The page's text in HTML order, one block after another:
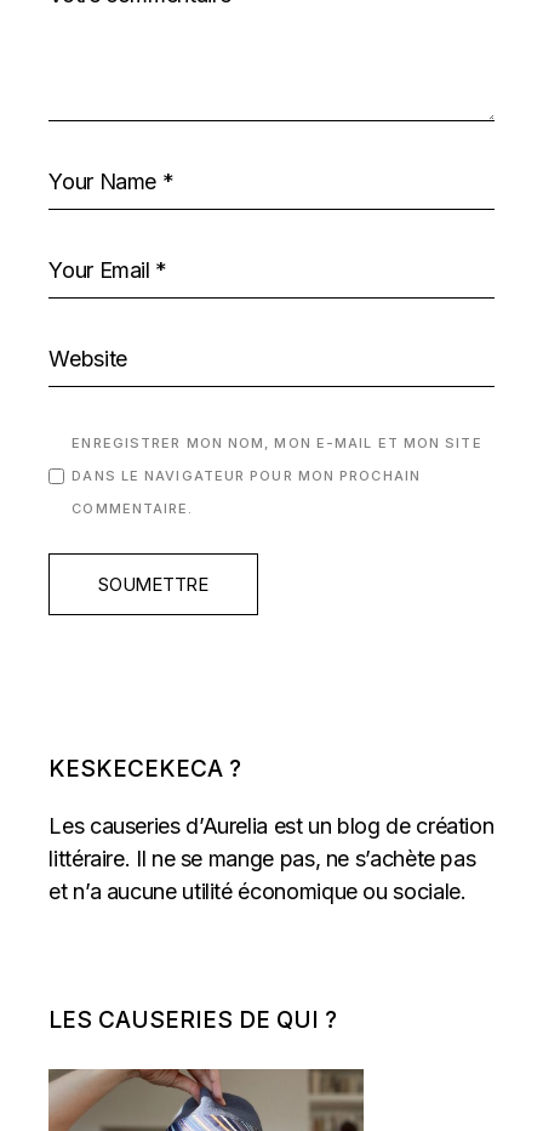
ENREGISTRER MON NOM, MON E-MAIL ET MON SITE
DANS LE NAVIGATEUR POUR MON PROCHAIN
COMMENTAIRE.
SOUMETTRE
KESKECEKECA ?
Les causeries d’Aurelia est un blog de création
littéraire. Il ne se mange pas, ne s’achète pas
et n’a aucune utilité économique ou sociale.
LES CAUSERIES DE QUI ?